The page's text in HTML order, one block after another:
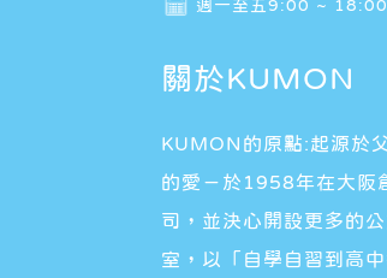
週一至五9:00 ~ 18:00
關於KUMON
KUMON的原點:起源於
的愛－於1958年在大阪
司，並決心開設更多的
室，以「自學自習到高